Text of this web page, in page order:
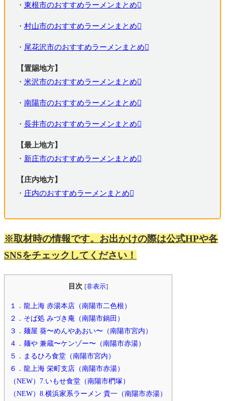
・ 東根市のおすすめラーメンまとめ
・ 村山市のおすすめラーメンまとめ
・ 尾花沢市のおすすめラーメンまとめ
【置賜地方】
・ 米沢市のおすすめラーメンまとめ
・ 南陽市のおすすめラーメンまとめ
・ 長井市のおすすめラーメンまとめ
【最上地方】
・ 新庄市のおすすめラーメンまとめ
【庄内地方】
・ 庄内のおすすめラーメンまとめ
※取材時の情報です。お出かけの際は公式HPや各
SNSをチェックしてください！
目次 [非表示]
１．龍上海 赤湯本店（南陽市二色根）
２．そば処 みづき庵（南陽市鍋田）
３．麺屋 葵〜めんやあおい〜（南陽市宮内）
４．麺や 兼蔵〜ケンゾー〜（南陽市赤湯）
５．まるひろ食堂（南陽市宮内）
６．龍上海 栄町支店（南陽市赤湯）
（NEW）7.いもせ食堂（南陽市椚塚）
（NEW）8.横浜家系ラーメン 貴一（南陽市赤湯）